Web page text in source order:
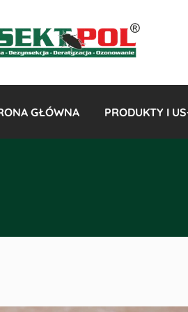
GŁÓWNA PRODUKTY I